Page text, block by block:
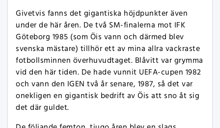
Givetvis fanns det gigantiska höjdpunkter även
under de här åren. De två SM-finalerna mot IFK
Göteborg 1985 (som Öis vann och därmed blev
svenska mästare) tillhör ett av mina allra vackraste
fotbollsminnen överhuvudtaget. Blåvitt var grymma
vid den här tiden. De hade vunnit UEFA-cupen 1982
och vann den IGEN två år senare, 1987, så det var
onekligen en gigantisk bedrift av Öis att sno åt sig
det där guldet.